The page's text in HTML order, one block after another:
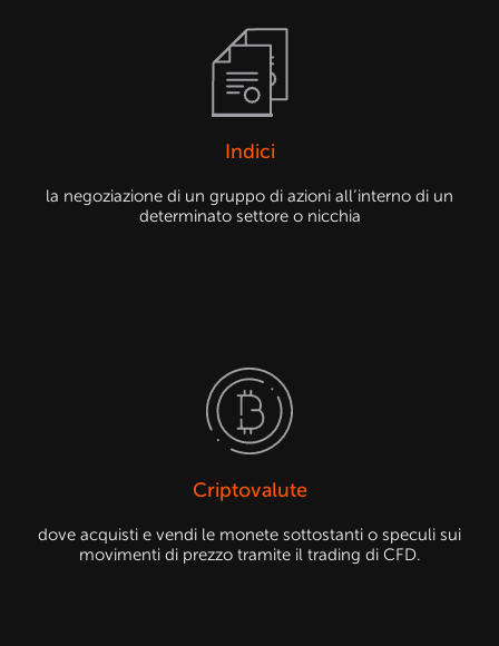
Indici
la negoziazione di un gruppo di azioni all’interno di un
determinato settore o nicchia
Criptovalute
dove acquisti e vendi le monete sottostanti o speculi sui
movimenti di prezzo tramite il trading di CFD.